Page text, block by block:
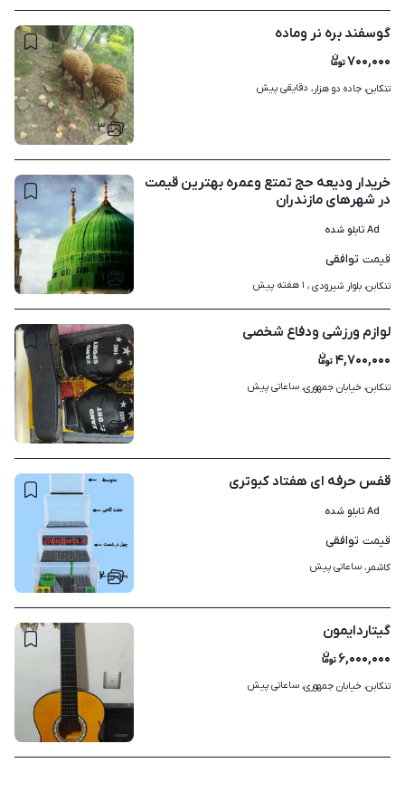
۳
گوسفند بره نر وماده
۷۰۰,۰۰۰
تنکابن، جاده دو هزار، دقایقی پیش
۱
خریدار ودیعه حج تمتع وعمره بهترین قیمت
در شهرهای مازندران
Ad تابلو شده
قیمت توافقی
تنکابن، بلوار شیرودی ، ۱ هفته پیش
۸
لوازم ورزشی ودفاع شخصی
۴,۷۰۰,۰۰۰
تنکابن، خیابان جمهوری، ساعاتی پیش
۲
قفس حرفه ای هفتاد کبوتری
Ad تابلو شده
قیمت توافقی
کاشمر، ساعاتی پیش
۷
گیتاردایمون
۶,۰۰۰,۰۰۰
تنکابن، خیابان جمهوری، ساعاتی پیش